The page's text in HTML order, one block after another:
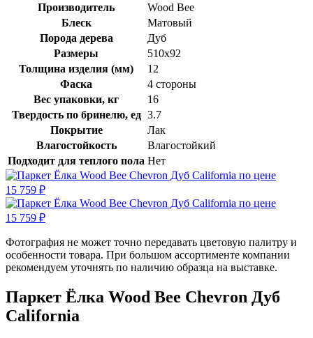
Производитель
Wood Bee
Блеск
Матовый
Порода дерева
Дуб
Размеры
510x92
Толщина изделия (мм)
12
Фаска
4 стороны
Вес упаковки, кг
16
Твердость по бринелю, ед 3.7
Покрытие
Лак
Влагостойкость
Влагостойкий
Подходит для теплого пола Нет
Фотография не может точно передавать цветовую палитру и
особенности товара. При большом ассортименте компании
рекомендуем уточнять по наличию образца на выставке.
Паркет Ёлка Wood Bee Chevron Дуб
California